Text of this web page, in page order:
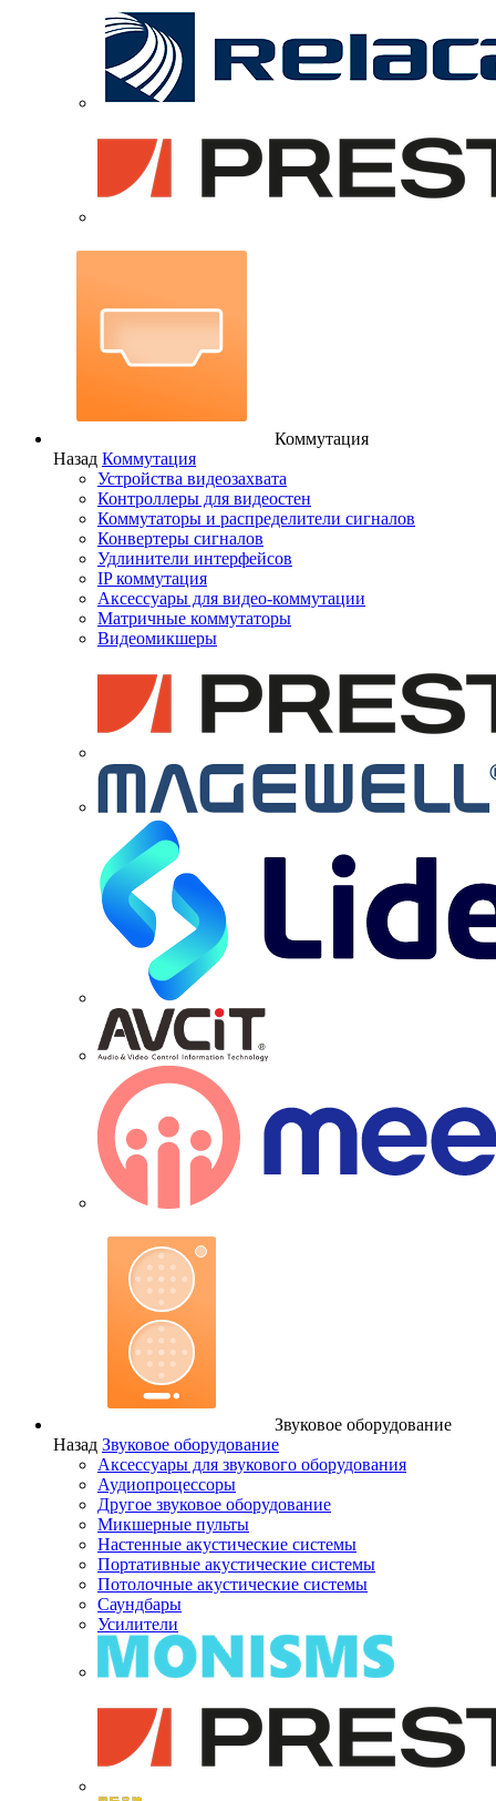
Коммутация
Назад Коммутация
Устройства видеозахвата
Контроллеры для видеостен
Коммутаторы и распределители сигналов
Конвертеры сигналов
Удлинители интерфейсов
IP коммутация
Аксессуары для видео-коммутации
Матричные коммутаторы
Видеомикшеры
Звуковое оборудование
Назад Звуковое оборудование
Аксессуары для звукового оборудования
Аудиопроцессоры
Другое звуковое оборудование
Микшерные пульты
Настенные акустические системы
Портативные акустические системы
Потолочные акустические системы
Саундбары
Усилители